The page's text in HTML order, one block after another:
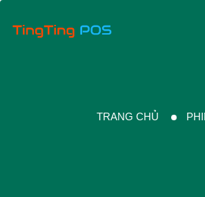
TRANG CHỦ